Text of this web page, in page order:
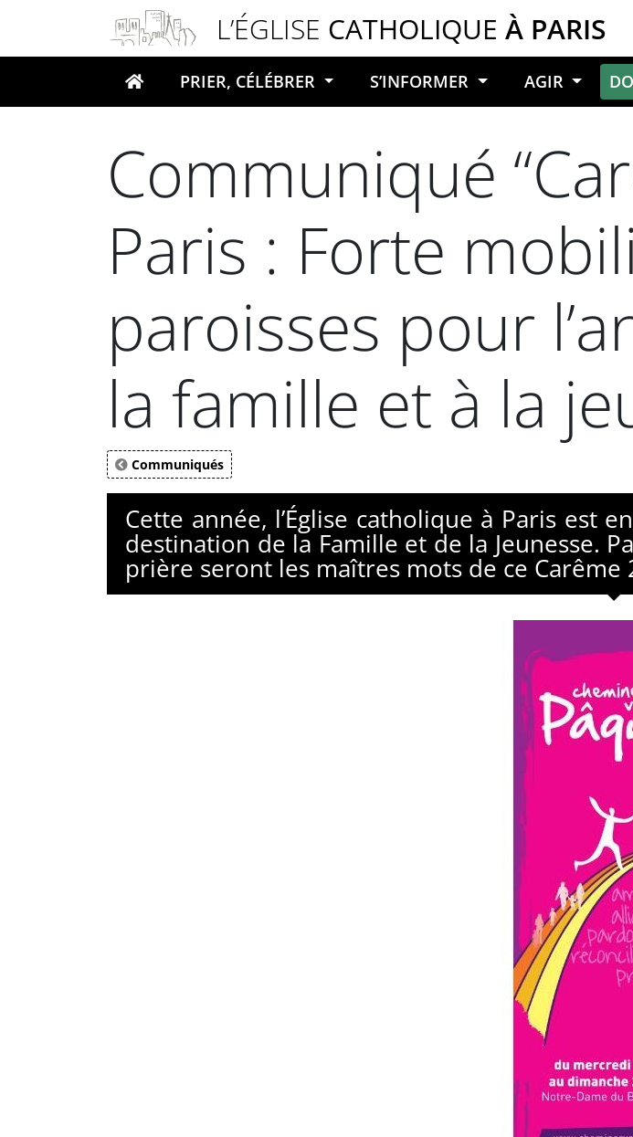
L’ÉGLISE CATHOLIQUE À PARIS
Votre recherche
PRIER, CÉLÉBRER S’INFORMER AGIR
Communiqué
Paris : Forte
paroisses pour
la famille et à la
Communiqués
Cette année, l’Église catholique à Paris est
destination de la Famille et de la Jeunesse.
prière seront les maîtres mots de ce Carême
Panneau de gestion des cookies